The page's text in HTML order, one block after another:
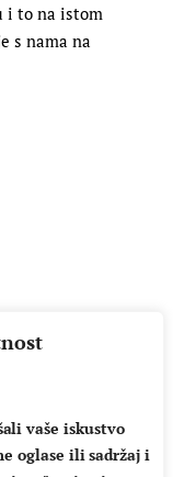
vaše iskustvo
oglase ili sadržaj i
i to na istom
s nama na
KORIŠTENJA